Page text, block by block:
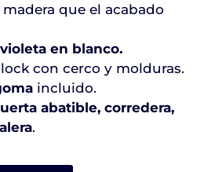
que el acabado
en blanco.
con cerco y molduras.
incluido.
abatible, corredera,
.